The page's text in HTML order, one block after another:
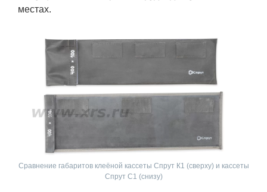
местах.
Сравнение габаритов клеёной кассеты Спрут К1 (сверху) и кассеты
Спрут С1 (снизу)